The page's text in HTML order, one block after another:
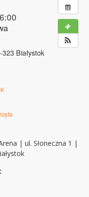
Białystok
| ul. Słoneczna 1 |